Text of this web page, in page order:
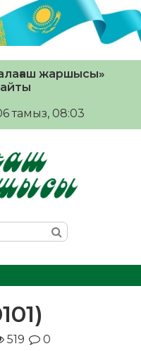
жаршысы»
тамыз, 08:03
519 0